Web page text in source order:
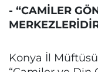
- “CAMİLER
Konya İl